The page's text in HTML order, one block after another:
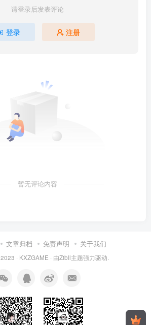
请登录后发表评论
登录 注册
暂无评论内容
文章归档 免责声明 关于我们
· KXZGAME · 由Zibll主题强力驱动.